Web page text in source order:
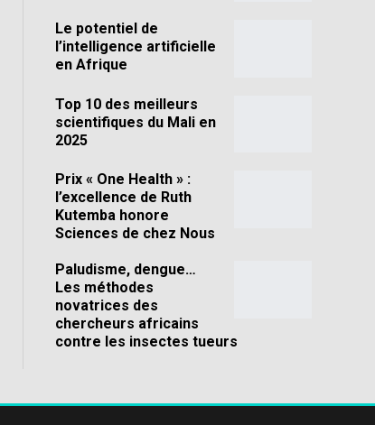
Le potentiel de
l’intelligence artificielle
en Afrique
Top 10 des meilleurs
scientifiques du Mali en
2025
Prix « One Health » :
l’excellence de Ruth
Kutemba honore
Sciences de chez Nous
Paludisme, dengue…
Les méthodes
novatrices des
chercheurs africains
contre les insectes tueurs